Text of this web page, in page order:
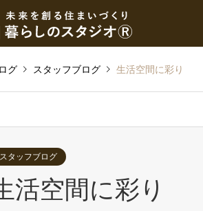
グ スタッフブログ 生活空間に彩り
スタッフブログ
活空間に彩り